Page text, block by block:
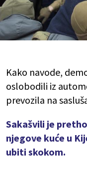
Kako navode,
oslobodili iz
prevozila na
Sakašvili je
njegove kuće u
ubiti skokom.